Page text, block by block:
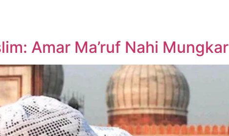
Amar Ma’ruf Nahi Mungkar